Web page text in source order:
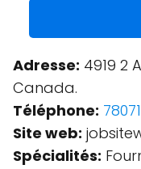
Adresse: 4919 2
Canada.
Téléphone:
Site web:
Spécialités: